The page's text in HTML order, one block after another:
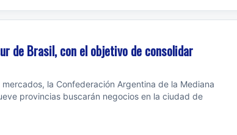
de Brasil, con el objetivo de consolidar
la Confederación Argentina de la Mediana
provincias buscarán negocios en la ciudad de